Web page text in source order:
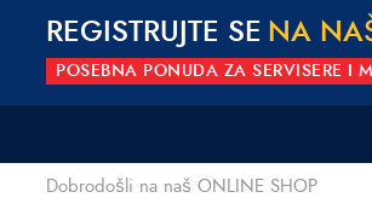
REGISTRUJTE SE NA NA
POSEBNA PONUDA ZA SERVISERE I
Dobrodošli na naš ONLINE SHOP